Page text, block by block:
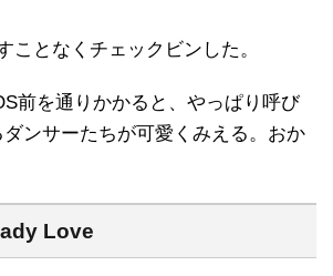
ことなくチェックビンした。
前を通りかかると、やっぱり呼び
ンサーたちが可愛くみえる。おか
Love